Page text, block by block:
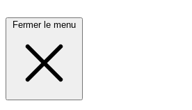
Fermer le menu